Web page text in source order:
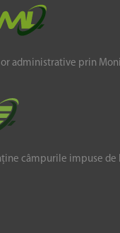
administrative prin
câmpurile impuse de